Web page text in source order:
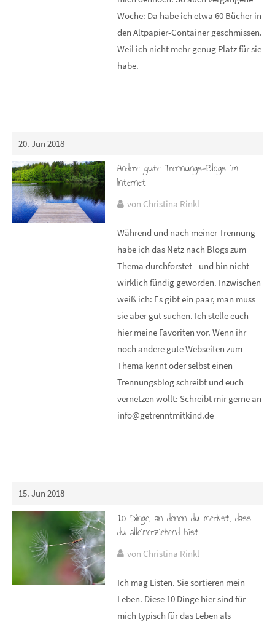
Woche: Da habe ich etwa 60 Bücher in
den Altpapier-Container geschmissen.
Weil ich nicht mehr genug Platz für sie
habe.
20. Jun 2018
Andere gute Trennungs-Blogs im
Internet
von Christina Rinkl
Während und nach meiner Trennung
habe ich das Netz nach Blogs zum
Thema durchforstet - und bin nicht
wirklich fündig geworden. Inzwischen
weiß ich: Es gibt ein paar, man muss
sie aber gut suchen. Ich stelle euch
hier meine Favoriten vor. Wenn ihr
noch andere gute Webseiten zum
Thema kennt oder selbst einen
Trennungsblog schreibt und euch
vernetzen wollt: Schreibt mir gerne an
info@getrenntmitkind.de
15. Jun 2018
10 Dinge, an denen du merkst, dass
du alleinerziehend bist
von Christina Rinkl
Ich mag Listen. Sie sortieren mein
Leben. Diese 10 Dinge hier sind für
mich typisch für das Leben als